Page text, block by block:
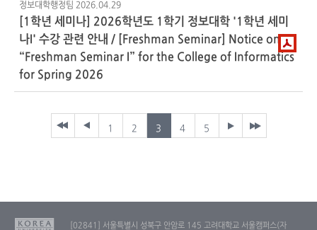
정보대학행정팀 2026.04.29
[1학년 세미나] 2026학년도 1학기 정보대학 '1학년 세미
나I' 수강 관련 안내 / [Freshman Seminar] Notice on
“Freshman Seminar I” for the College of Informatics
for Spring 2026
1 2 3 4 5
[02841] 서울특별시 성북구 안암로 145 고려대학교 서울캠퍼스(자